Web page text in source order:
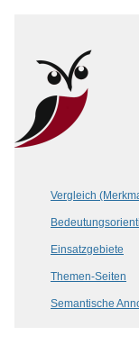
Vergleich
Einsatzgebiete
Themen-Seiten
Semantische